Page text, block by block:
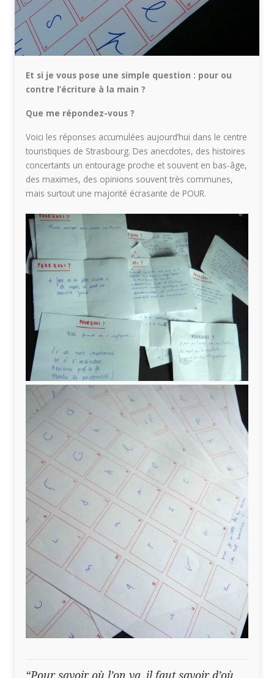
Et si je vous pose une simple question : pour ou
contre l’écriture à la main ?
Que me répondez-vous ?
Voici les réponses accumulées aujourd’hui dans le centre
touristiques de Strasbourg. Des anecdotes, des histoires
concertants un entourage proche et souvent en bas-âge,
des maximes, des opinions souvent très communes,
mais surtout une majorité écrasante de POUR.
“Pour savoir où l’on va, il faut savoir d’où